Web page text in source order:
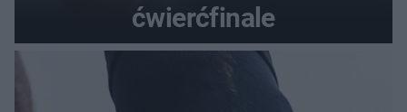
ćwierćfinale